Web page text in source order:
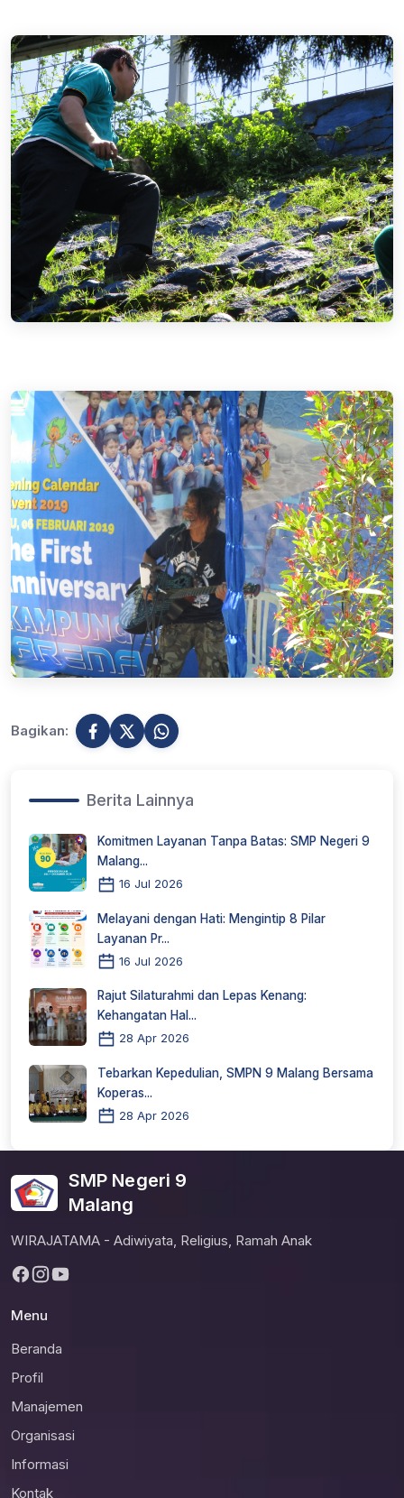
Bagikan:
Berita Lainnya
Komitmen Layanan Tanpa Batas: SMP Negeri 9
Malang...
16 Jul 2026
Melayani dengan Hati: Mengintip 8 Pilar
Layanan Pr...
16 Jul 2026
Rajut Silaturahmi dan Lepas Kenang:
Kehangatan Hal...
28 Apr 2026
Tebarkan Kepedulian, SMPN 9 Malang Bersama
Koperas...
28 Apr 2026
SMP Negeri 9
Malang
WIRAJATAMA - Adiwiyata, Religius, Ramah Anak
Menu
Beranda
Profil
Manajemen
Organisasi
Informasi
Kontak